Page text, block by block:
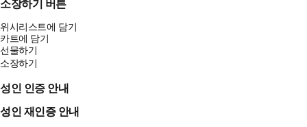
소장하기 버튼
위시리스트에 담기
카트에 담기
선물하기
소장하기
성인 인증 안내
성인 재인증 안내